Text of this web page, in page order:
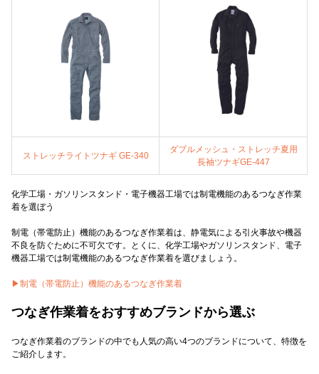
ストレッチライトツナギ GE-340
ダブルメッシュ・ストレッチ夏用
長袖ツナギGE-447
化学工場・ガソリンスタンド・電子機器工場では制電機能のあるつなぎ作業
着を選ぼう
制電（帯電防止）機能のあるつなぎ作業着は、静電気による引火事故や機器
不良を防ぐために不可欠です。とくに、化学工場やガソリンスタンド、電子
機器工場では制電機能のあるつなぎ作業着を選びましょう。
▶制電（帯電防止）機能のあるつなぎ作業着
つなぎ作業着をおすすめブランドから選ぶ
つなぎ作業着のブランドの中でも人気の高い4つのブランドについて、特徴を
ご紹介します。